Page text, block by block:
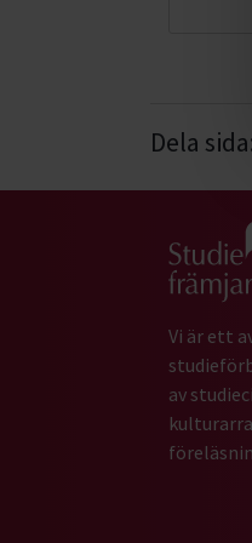
Dela
Gå till
Vi är ett
av